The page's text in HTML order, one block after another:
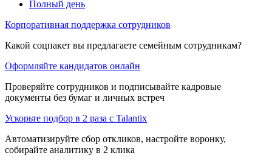
Полный день
Корпоративная поддержка сотрудников
Какой соцпакет вы предлагаете семейным сотрудникам?
Оформляйте кандидатов онлайн
Проверяйте сотрудников и подписывайте кадровые
документы без бумаг и личных встреч
Ускорьте подбор в 2 раза с Talantix
Автоматизируйте сбор откликов, настройте воронку,
собирайте аналитику в 2 клика